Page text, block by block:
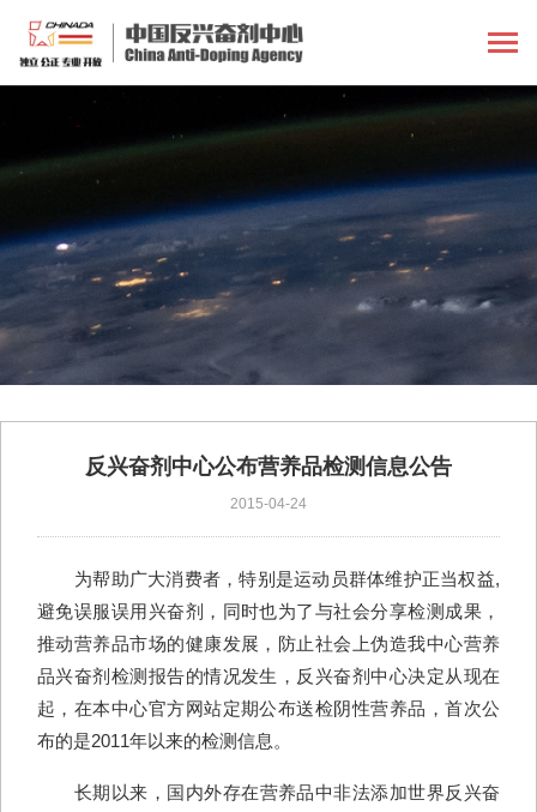
反兴奋剂中心公布营养品检测信息公告
2015-04-24
为帮助广大消费者，特别是运动员群体维护正当权益,
避免误服误用兴奋剂，同时也为了与社会分享检测成果，
推动营养品市场的健康发展，防止社会上伪造我中心营养
品兴奋剂检测报告的情况发生，反兴奋剂中心决定从现在
起，在本中心官方网站定期公布送检阴性营养品，首次公
布的是2011年以来的检测信息。
长期以来，国内外存在营养品中非法添加世界反兴奋